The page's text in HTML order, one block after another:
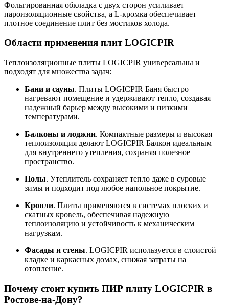
Фольгированная обкладка с двух сторон усиливает
пароизоляционные свойства, а L-кромка обеспечивает
плотное соединение плит без мостиков холода.
Области применения плит LOGICPIR
Теплоизоляционные плиты LOGICPIR универсальны и
подходят для множества задач:
Бани и сауны. Плиты LOGICPIR Баня быстро
нагревают помещение и удерживают тепло, создавая
надежный барьер между высокими и низкими
температурами.
Балконы и лоджии. Компактные размеры и высокая
теплоизоляция делают LOGICPIR Балкон идеальным
для внутреннего утепления, сохраняя полезное
пространство.
Полы. Утеплитель сохраняет тепло даже в суровые
зимы и подходит под любое напольное покрытие.
Кровли. Плиты применяются в системах плоских и
скатных кровель, обеспечивая надежную
теплоизоляцию и устойчивость к механическим
нагрузкам.
Фасады и стены. LOGICPIR используется в слоистой
кладке и каркасных домах, снижая затраты на
отопление.
Почему стоит купить ПИР плиту LOGICPIR в
Ростове-на-Дону?